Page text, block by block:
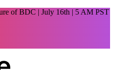
of BDC | July 16th | 5 AM PST